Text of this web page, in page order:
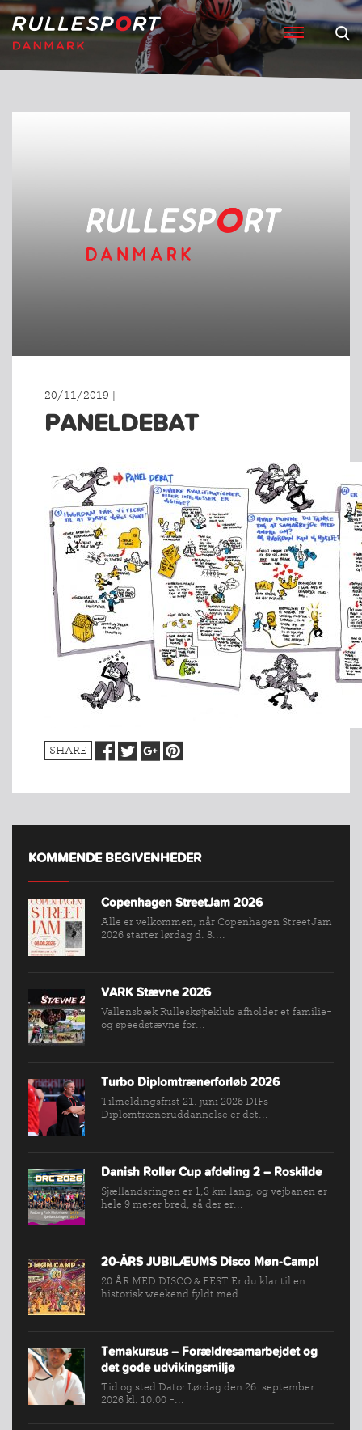
INDMELDELSE
BREDDEPULJE
NYHEDER
KLUB
SPORTSGRENE
FORBUNDET
KONKURRENCER
20/11/2019 |
PANELDEBAT
SHARE
KOMMENDE BEGIVENHEDER
Copenhagen StreetJam 2026
Alle er velkommen, når Copenhagen StreetJam
2026 starter lørdag d. 8....
VARK Stævne 2026
Vallensbæk Rulleskøjteklub afholder et familie-
og speedstævne for...
Turbo Diplomtrænerforløb 2026
Tilmeldingsfrist 21. juni 2026 DIFs
Diplomtræneruddannelse er det...
Danish Roller Cup afdeling 2 – Roskilde
Sjællandsringen er 1,3 km lang, og vejbanen er
hele 9 meter bred, så der er...
20-ÅRS JUBILÆUMS Disco Møn-Camp!
20 ÅR MED DISCO & FEST Er du klar til en
historisk weekend fyldt med...
Temakursus – Forældresamarbejdet og
det gode udvikingsmiljø
Tid og sted Dato: Lørdag den 26. september
2026 kl. 10.00 -...